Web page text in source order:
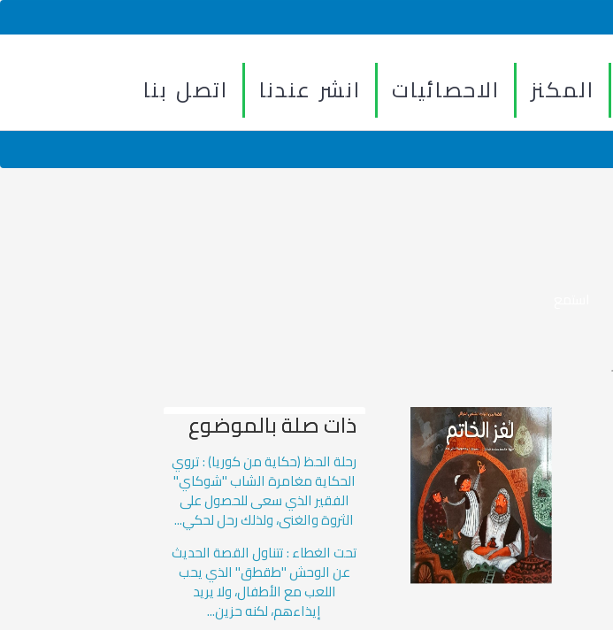
المكنز الاحصائيات انشر عندنا اتصل بنا
ذات صلة بالموضوع
رحلة الحظ (حكاية من كوريا) : تروي
الحكاية مغامرة الشاب "شوكاي"
الفقير الذي سعى للحصول على
الثروة والغنى، ولذلك رحل لحكي...
تحت الغطاء : تتناول القصة الحديث
عن الوحش "طقطق" الذي يحب
اللعب مع الأطفال، ولا يريد
إيذاءهم، لكنه حزين...